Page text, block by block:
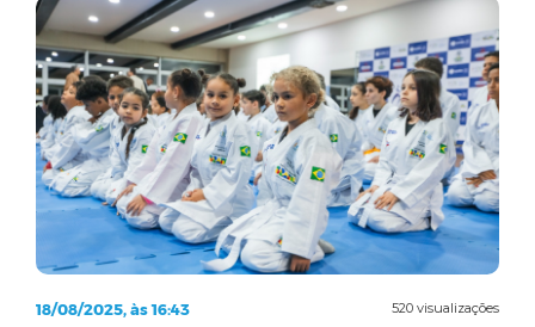
520 visualizações
18/08/2025, às 16:43